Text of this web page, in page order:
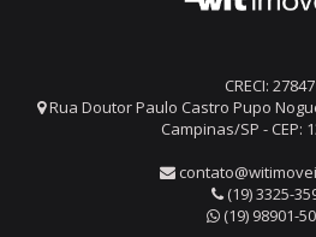
CRECI: 27847
Rua Doutor Paulo Castro Pupo
Campinas/SP - CEP:
(19) 3325-
(19) 98901-